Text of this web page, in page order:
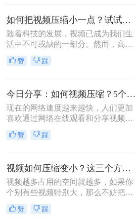
如何把视频压缩小一点？试试看这些压缩方法！
随着科技的发展，视频已成为我们生
活中不可或缺的一部分。然而，高
清、4K等高质量的视频文件往往占用
大量的存储空间，这对于手机、电脑
成为了一个常用的方法。本文将介绍
如何把视频压缩小一点，以节省存储
空间并提高分享和传输的效率。
赞 踩
今日分享：如何视频压缩？5个视频压缩方法分享
现在的网络速度越来越快，人们更加
喜欢通过网络在线观看和分享视频。
但是，这也让视频文件的大小成为了
一个问题。大文件需要更长的时间下
篇文章中，我们将讨论如何视频压
缩，以及如何在不影响视频质量的情
况下减小视频文件大小。
赞 踩
视频如何压缩变小？这三个方法很好用！
视频越多占用的空间就越多，如果你
个别有些视频特别大，那么不妨把它
们压缩了一下，有些很大的高清视频
就算压缩了也不会画质变差，还是能
赞 踩